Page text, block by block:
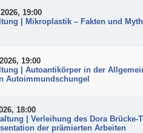
19:00
| Mikroplastik – Fakten und
19:00
| Autoantikörper in der
Autoimmundschungel
18:00
| Verleihung des Dora Brücke-
der prämierten Arbeiten